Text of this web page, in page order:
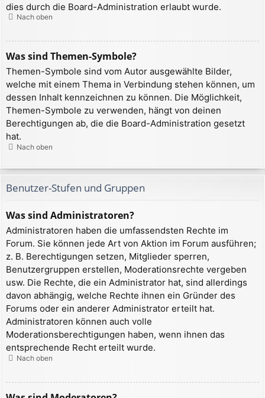
dies durch die Board-Administration erlaubt wurde.
Nach oben
Was sind Themen-Symbole?
Themen-Symbole sind vom Autor ausgewählte Bilder,
welche mit einem Thema in Verbindung stehen können, um
dessen Inhalt kennzeichnen zu können. Die Möglichkeit,
Themen-Symbole zu verwenden, hängt von deinen
Berechtigungen ab, die die Board-Administration gesetzt
hat.
Nach oben
Benutzer-Stufen und Gruppen
Was sind Administratoren?
Administratoren haben die umfassendsten Rechte im
Forum. Sie können jede Art von Aktion im Forum ausführen;
z. B. Berechtigungen setzen, Mitglieder sperren,
Benutzergruppen erstellen, Moderationsrechte vergeben
usw. Die Rechte, die ein Administrator hat, sind allerdings
davon abhängig, welche Rechte ihnen ein Gründer des
Forums oder ein anderer Administrator erteilt hat.
Administratoren können auch volle
Moderationsberechtigungen haben, wenn ihnen das
entsprechende Recht erteilt wurde.
Nach oben